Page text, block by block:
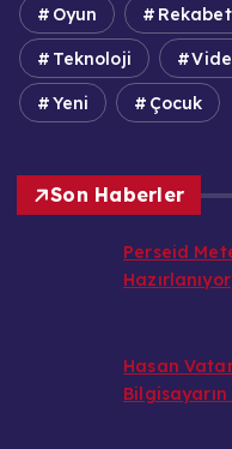
Oyun
Teknoloji
Yeni Çocuk
Son Haberler
Perseid
Hazırlanıyor
Hasan